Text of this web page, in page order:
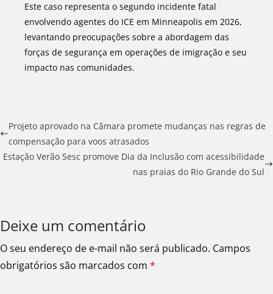
Este caso representa o segundo incidente fatal
envolvendo agentes do ICE em Minneapolis em 2026,
levantando preocupações sobre a abordagem das
forças de segurança em operações de imigração e seu
impacto nas comunidades.
Projeto aprovado na Câmara promete mudanças nas regras de
compensação para voos atrasados
Estação Verão Sesc promove Dia da Inclusão com acessibilidade
nas praias do Rio Grande do Sul
Deixe um comentário
O seu endereço de e-mail não será publicado. Campos
obrigatórios são marcados com *